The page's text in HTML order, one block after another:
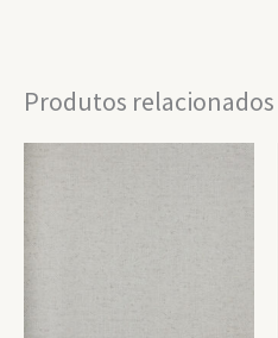
Produtos relacionados